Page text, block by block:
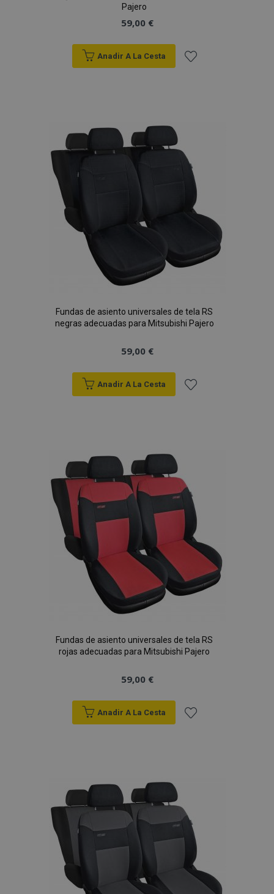
Pajero
59,00 €
Anadir A La Cesta
de
Deseos
Fundas de asiento universales de tela RS
negras adecuadas para Mitsubishi Pajero
59,00 €
Anadir A La Cesta
de
Deseos
Fundas de asiento universales de tela RS
rojas adecuadas para Mitsubishi Pajero
59,00 €
Anadir A La Cesta
de
Deseos